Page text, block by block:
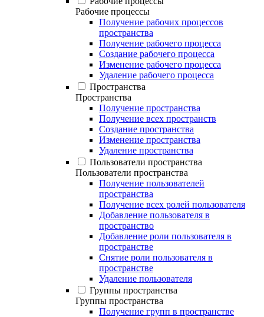
Рабочие процессы
Получение рабочих процессов
пространства
Получение рабочего процесса
Создание рабочего процесса
Изменение рабочего процесса
Удаление рабочего процесса
Пространства
Пространства
Получение пространства
Получение всех пространств
Создание пространства
Изменение пространства
Удаление пространства
Пользователи пространства
Пользователи пространства
Получение пользователей
пространства
Получение всех ролей пользователя
Добавление пользователя в
пространство
Добавление роли пользователя в
пространстве
Снятие роли пользователя в
пространстве
Удаление пользователя
Группы пространства
Группы пространства
Получение групп в пространстве